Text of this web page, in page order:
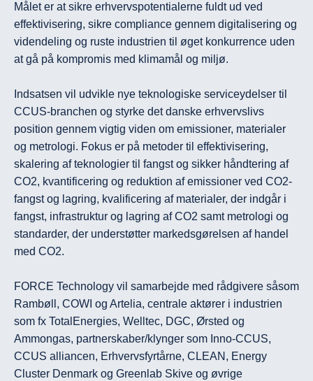
Målet er at sikre erhvervspotentialerne fuldt ud ved
effektivisering, sikre compliance gennem digitalisering og
videndeling og ruste industrien til øget konkurrence uden
at gå på kompromis med klimamål og miljø.
Indsatsen vil udvikle nye teknologiske serviceydelser til
CCUS-branchen og styrke det danske erhvervslivs
position gennem vigtig viden om emissioner, materialer
og metrologi. Fokus er på metoder til effektivisering,
skalering af teknologier til fangst og sikker håndtering af
CO2, kvantificering og reduktion af emissioner ved CO2-
fangst og lagring, kvalificering af materialer, der indgår i
fangst, infrastruktur og lagring af CO2 samt metrologi og
standarder, der understøtter markedsgørelsen af handel
med CO2.
FORCE Technology vil samarbejde med rådgivere såsom
Rambøll, COWI og Artelia, centrale aktører i industrien
som fx TotalEnergies, Welltec, DGC, Ørsted og
Ammongas, partnerskaber/klynger som Inno-CCUS,
CCUS alliancen, Erhvervsfyrtårne, CLEAN, Energy
Cluster Denmark og Greenlab Skive og øvrige